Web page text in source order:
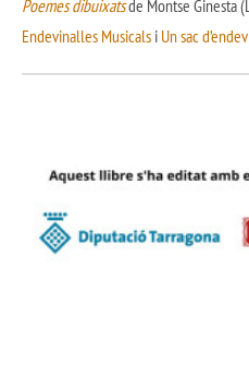
Poemes dibuixatsde Montse Ginesta
Endevinalles Musicals i Un sac